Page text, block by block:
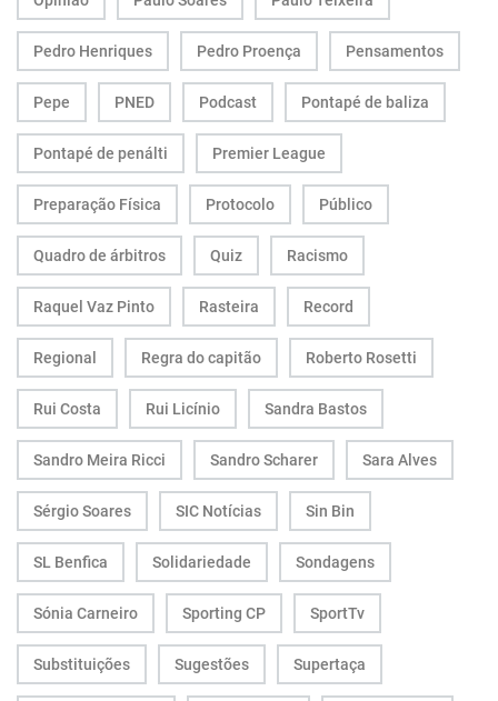
Pedro Henriques Pedro Proença Pensamentos
Pepe PNED Podcast Pontapé de baliza
Pontapé de penálti Premier League
Preparação Física Protocolo Público
Quadro de árbitros Quiz Racismo
Raquel Vaz Pinto Rasteira Record
Regional Regra do capitão Roberto Rosetti
Rui Costa Rui Licínio Sandra Bastos
Sandro Meira Ricci Sandro Scharer Sara Alves
Sérgio Soares SIC Notícias Sin Bin
SL Benfica Solidariedade Sondagens
Sónia Carneiro Sporting CP SportTv
Substituições Sugestões Supertaça